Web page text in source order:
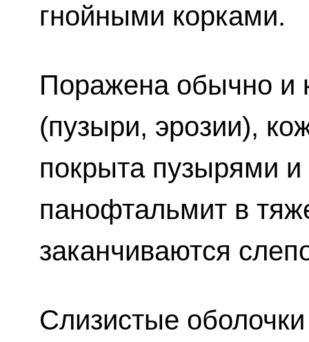
гнойными корками.
Поражена обычно и
(пузыри, эрозии),
покрыта пузырями и
панофтальмит в
заканчиваются
Слизистые оболочки